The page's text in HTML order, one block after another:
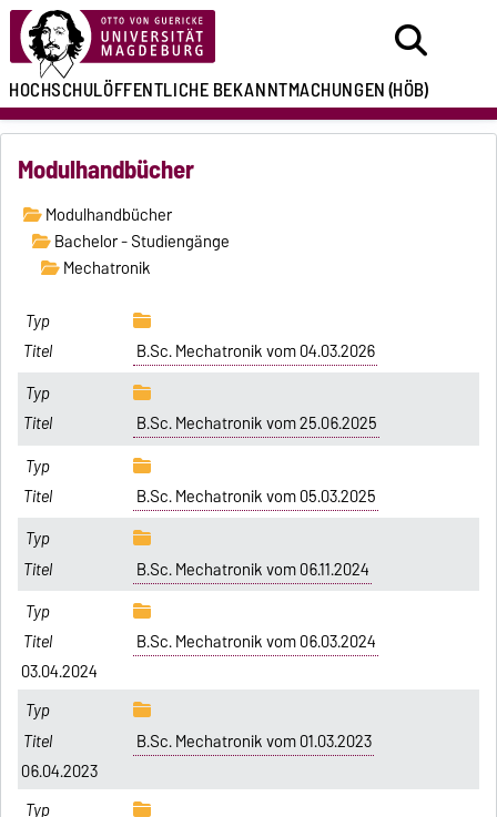
HOCHSCHULÖFFENTLICHEBEKANNTMACHUNGEN(HÖB)
Modulhandbücher
Modulhandbücher
Bachelor - Studiengänge
Mechatronik
B.Sc. Mechatronik vom 04.03.2026
B.Sc. Mechatronik vom 25.06.2025
B.Sc. Mechatronik vom 05.03.2025
B.Sc. Mechatronik vom 06.11.2024
B.Sc. Mechatronik vom 06.03.2024
03.04.2024
B.Sc. Mechatronik vom 01.03.2023
06.04.2023